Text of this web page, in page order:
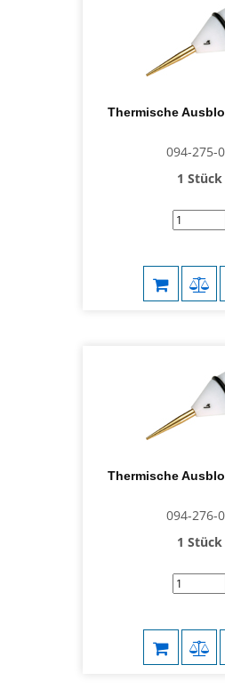
Thermische
094-275-
1 Stück
Thermische
094-276-
1 Stück